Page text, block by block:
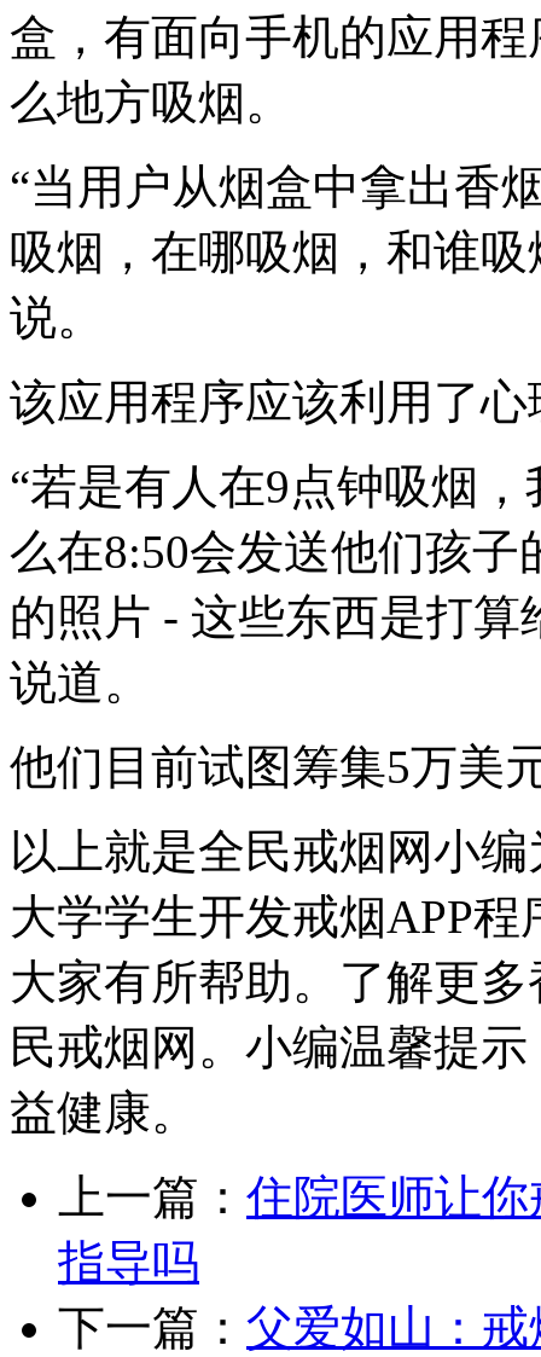
盒，有面向手机的应用
么地方吸烟。
“当用户从烟盒中拿出香
吸烟，在哪吸烟，和谁吸
说。
该应用程序应该利用了
“若是有人在9点钟吸烟
么在8:50会发送他们孩
的照片 - 这些东西是打
说道。
他们目前试图筹集5万美
以上就是全民戒烟网小
大学学生开发戒烟APP
大家有所帮助。了解更
民戒烟网。小编温馨提
益健康。
上一篇： 住院医师让
指导吗
下一篇： 父爱如山：